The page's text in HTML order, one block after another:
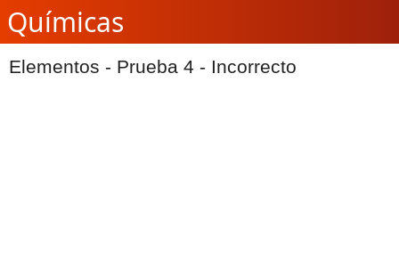
Químicas
Elementos - Prueba 4 - Incorrecto